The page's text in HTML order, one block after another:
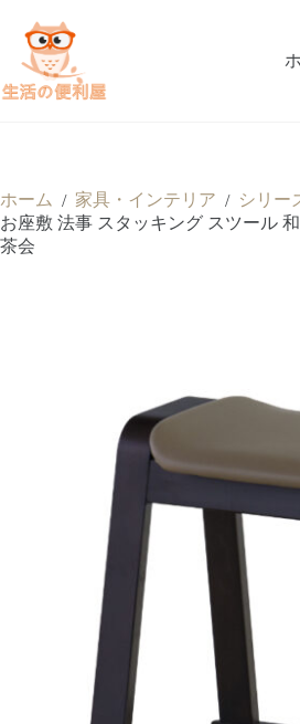
ホーム / 家具・インテリア / シリー
お座敷 法事 スタッキング スツール
茶会